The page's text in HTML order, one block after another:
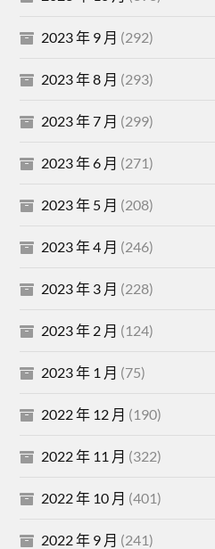
2023 年 9 月 (292)
2023 年 8 月 (293)
2023 年 7 月 (299)
2023 年 6 月 (271)
2023 年 5 月 (208)
2023 年 4 月 (246)
2023 年 3 月 (228)
2023 年 2 月 (124)
2023 年 1 月 (75)
2022 年 12 月 (190)
2022 年 11 月 (322)
2022 年 10 月 (401)
2022 年 9 月 (241)